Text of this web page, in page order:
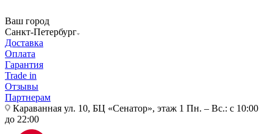
Ваш город
Санкт-Петербург
Доставка
Оплата
Гарантия
Trade in
Отзывы
Партнерам
Караванная ул. 10, БЦ «Сенатор», этаж 1 Пн. – Вс.: с 10:00
до 22:00